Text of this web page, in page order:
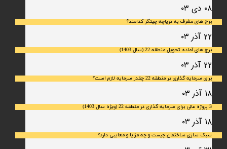
۰۸ دی ۰۳
برج های مشرف به دریاچه چیتگر کدامند؟
۲۲ آذر ۰۳
برج های آماده تحویل منطقه 22 (سال 1403)
۲۲ آذر ۰۳
برای سرمایه‌ گذاری در منطقه 22 چقدر سرمایه لازم است؟
۱۸ آذر ۰۳
3 پروژه عالی برای سرمایه گذاری در منطقه 22 (ویژه سال 1403)
۱۸ آذر ۰۳
سبک سازی ساختمان چیست و چه مزایا و معایبی دارد؟